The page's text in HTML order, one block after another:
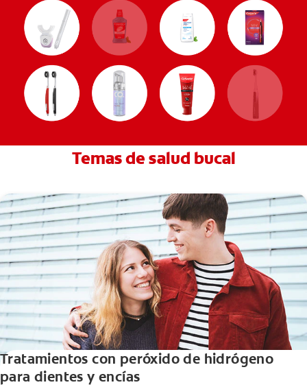
Temas de salud bucal
Tratamientos con peróxido de hidrógeno
para dientes y encías